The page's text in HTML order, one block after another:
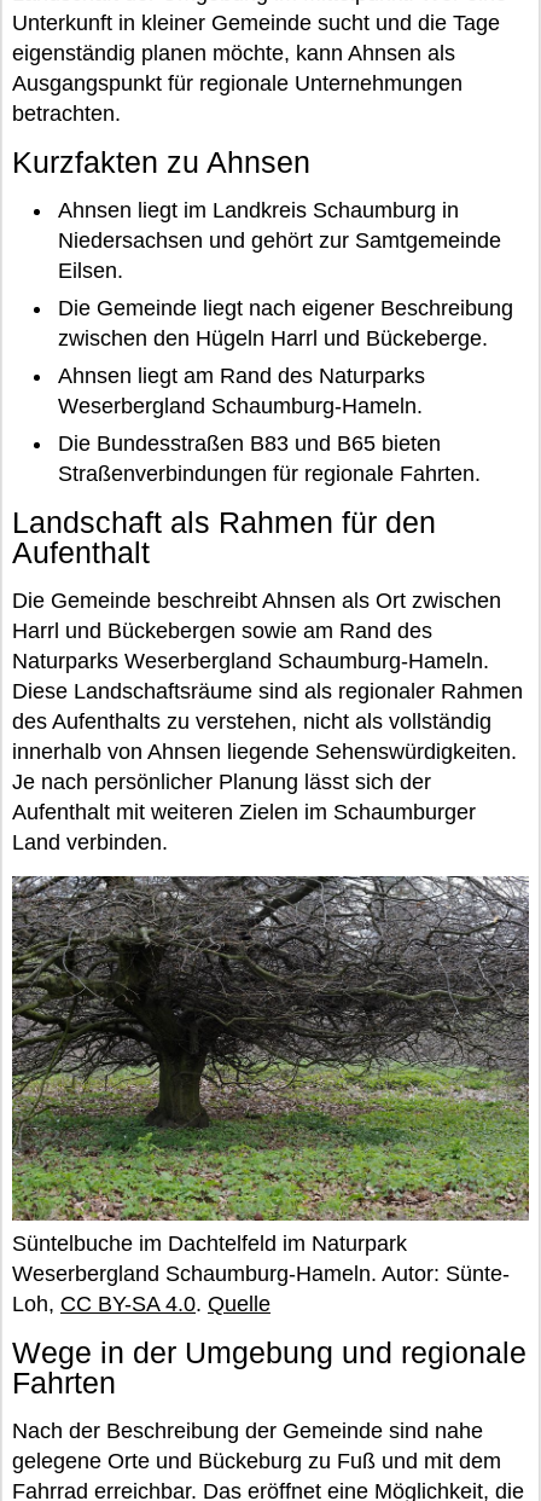
Unterkunft in kleiner Gemeinde sucht und die Tage
eigenständig planen möchte, kann Ahnsen als
Ausgangspunkt für regionale Unternehmungen
betrachten.
Kurzfakten zu Ahnsen
Ahnsen liegt im Landkreis Schaumburg in
Niedersachsen und gehört zur Samtgemeinde
Eilsen.
Die Gemeinde liegt nach eigener Beschreibung
zwischen den Hügeln Harrl und Bückeberge.
Ahnsen liegt am Rand des Naturparks
Weserbergland Schaumburg-Hameln.
Die Bundesstraßen B83 und B65 bieten
Straßenverbindungen für regionale Fahrten.
Landschaft als Rahmen für den
Aufenthalt
Die Gemeinde beschreibt Ahnsen als Ort zwischen
Harrl und Bückebergen sowie am Rand des
Naturparks Weserbergland Schaumburg-Hameln.
Diese Landschaftsräume sind als regionaler Rahmen
des Aufenthalts zu verstehen, nicht als vollständig
innerhalb von Ahnsen liegende Sehenswürdigkeiten.
Je nach persönlicher Planung lässt sich der
Aufenthalt mit weiteren Zielen im Schaumburger
Land verbinden.
Süntelbuche im Dachtelfeld im Naturpark
Weserbergland Schaumburg-Hameln. Autor: Sünte-
Loh, CC BY-SA 4.0. Quelle
Wege in der Umgebung und regionale
Fahrten
Nach der Beschreibung der Gemeinde sind nahe
gelegene Orte und Bückeburg zu Fuß und mit dem
Fahrrad erreichbar. Das eröffnet eine Möglichkeit, die